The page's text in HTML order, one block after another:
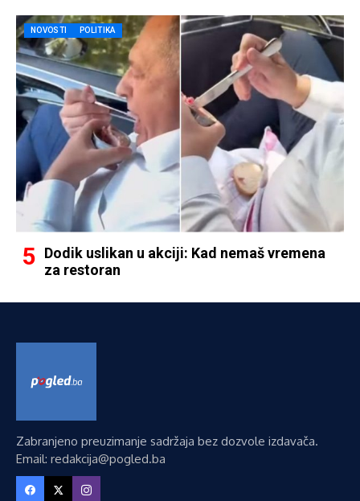
NOVOSTI POLITIKA
Dodik uslikan u akciji: Kad nemaš vremena
za restoran
Zabranjeno preuzimanje sadržaja bez dozvole izdavača.
Email: redakcija@pogled.ba